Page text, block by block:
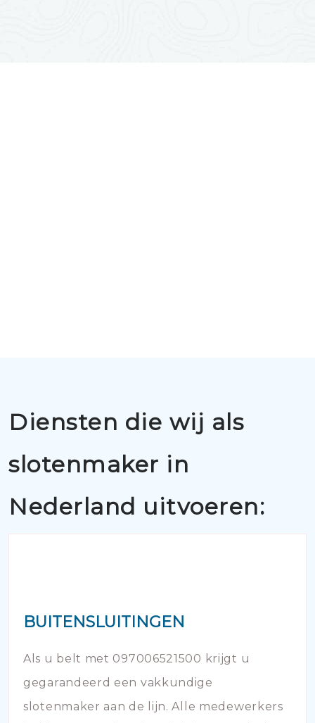
Diensten die wij als
slotenmaker in
Nederland uitvoeren:
BUITENSLUITINGEN
Als u belt met 097006521500 krijgt u
gegarandeerd een vakkundige
slotenmaker aan de lijn. Alle medewerkers